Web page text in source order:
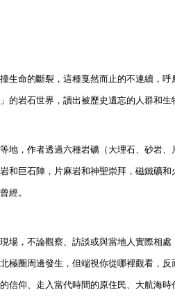
生命的斷裂，這種戛然而止的不連續，
的岩石世界，讀出被歷史遺忘的人群和生
地，作者透過六種岩礦（大理石、砂岩
和巨石陣，片麻岩和神聖崇拜，磁鐵礦
經。
場，不論觀察、訪談或與當地人實際相
極圈周邊發生，但端視你從哪裡觀看，
信仰、走入當代時間的原住民、大航海